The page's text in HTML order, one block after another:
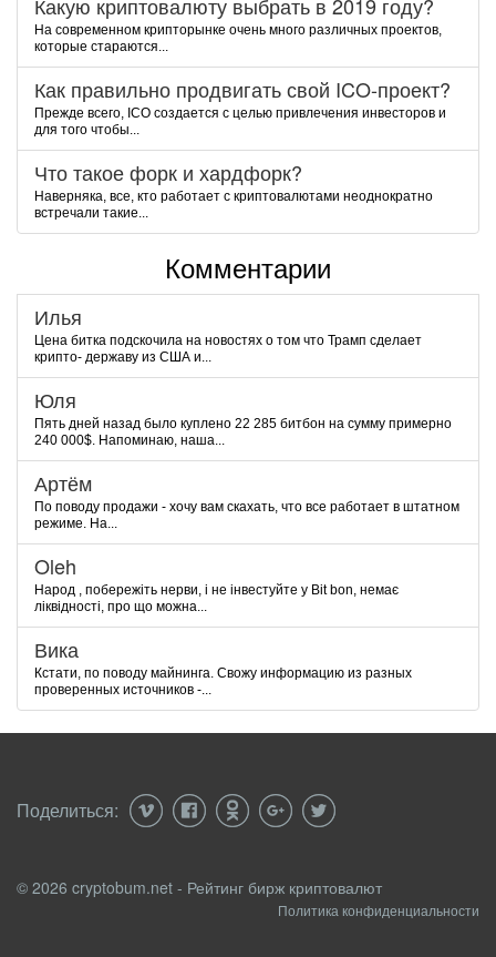
На современном крипторынке очень много различных проектов,
которые стараются...
Как правильно продвигать свой ICO-проект?
Прежде всего, ICO создается с целью привлечения инвесторов и
для того чтобы...
Что такое форк и хардфорк?
Наверняка, все, кто работает с криптовалютами неоднократно
встречали такие...
Комментарии
Илья
Цена битка подскочила на новостях о том что Трамп сделает
крипто- державу из США и...
Юля
Пять дней назад было куплено 22 285 битбон на сумму примерно
240 000$. Напоминаю, наша...
Артём
По поводу продажи - хочу вам скахать, что все работает в штатном
режиме. На...
Oleh
Народ , побережіть нерви, і не інвестуйте у Bit bon, немає
ліквідності, про що можна...
Вика
Кстати, по поводу майнинга. Свожу информацию из разных
проверенных источников -...
Поделиться:
© 2026 cryptobum.net - Рейтинг бирж криптовалют
Политика конфиденциальности